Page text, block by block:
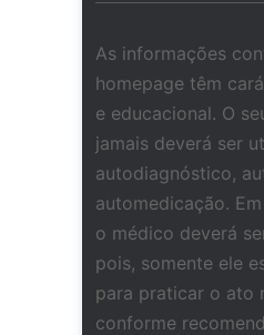
As informações
homepage têm
e educacional. O
jamais deverá ser
autodiagnóstico,
automedicação.
o médico deverá
pois, somente ele
para praticar o ato
conforme